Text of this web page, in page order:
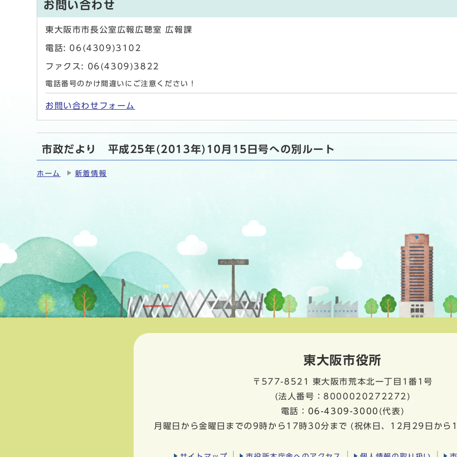
お問い合わせ
東大阪市市長公室広報広聴室 広報課
電話: 06(4309)3102
ファクス: 06(4309)3822
電話番号のかけ間違いにご注意ください！
お問い合わせフォーム
市政だより 平成25年(2013年)10月15日号への別ルート
ホーム 新着情報
東大阪市役所
〒577-8521
東大阪市荒本北一丁目1番1号
(法人番号：8000020272272)
電話： 06-4309-3000 (代表)
月曜日から金曜日までの9時から17時30分まで (祝休日、12月29日から